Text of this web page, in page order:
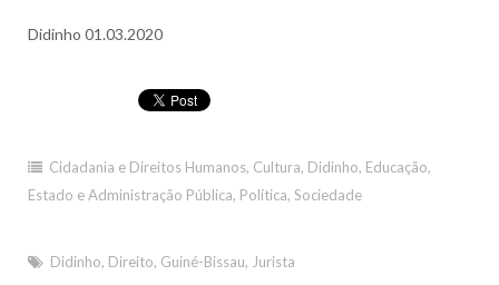
Didinho 01.03.2020
Cidadania e Direitos Humanos, Cultura, Didinho, Educação,
Estado e Administração Pública, Política, Sociedade
Didinho, Direito, Guiné-Bissau, Jurista